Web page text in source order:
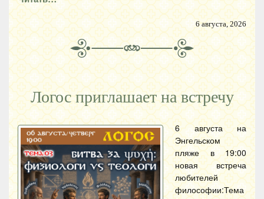
6 августа, 2026
Логос приглашает на встречу
6 августа на
Энгельском
пляже в 19:00
новая встреча
любителей
философии:Тема